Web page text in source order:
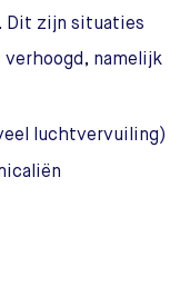
Dit zijn situaties
namelijk
luchtvervuiling)